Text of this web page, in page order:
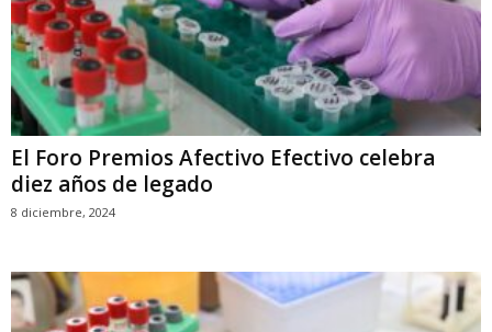
El Foro Premios Afectivo Efectivo celebra
diez años de legado
8 diciembre, 2024